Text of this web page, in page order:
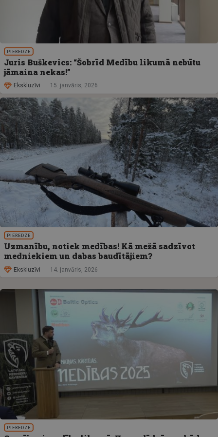
PIEREDZE
Juris Buškevics: “Šobrīd Medību likumā nebūtu
jāmaina nekas!”
Ekskluzīvi 15. janvāris, 2026
PIEREDZE
Uzmanību, notiek medības! Kā mežā sadzīvot
medniekiem un dabas baudītājiem?
Ekskluzīvi 14. janvāris, 2026
PIEREDZE